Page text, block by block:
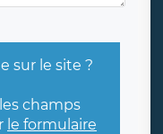
sur le site ?
champs
le formulaire